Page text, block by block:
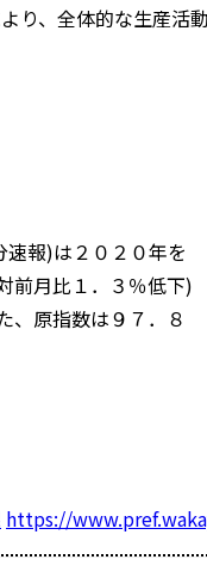
り、全体的な生産活動
報)は２０２０年を
前月比１．３％低下)
、原指数は９７．８
https://